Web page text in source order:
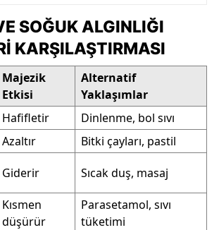
SOĞUK ALGINLIĞI
KARŞILAŞTIRMASI
Majezik
Etkisi
Alternatif
Yaklaşımlar
Hafifletir
Dinlenme, bol sıvı
Azaltır
Bitki çayları, pastil
Giderir Sıcak duş, masaj
Kısmen
düşürür
Parasetamol, sıvı
tüketimi